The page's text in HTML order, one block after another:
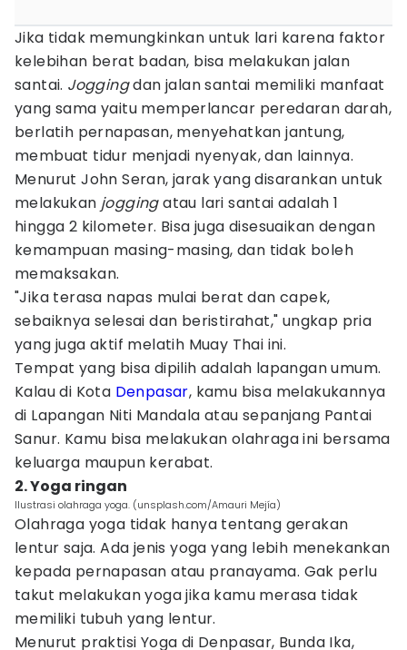
Jika tidak memungkinkan untuk lari karena faktor
kelebihan berat badan, bisa melakukan jalan
santai. Joggingdan jalan santai memiliki manfaat
yang sama yaitu memperlancar peredaran darah,
berlatih pernapasan, menyehatkan jantung,
membuat tidur menjadi nyenyak, dan lainnya.
Menurut John Seran, jarak yang disarankan untuk
melakukan joggingatau lari santai adalah 1
hingga 2 kilometer. Bisa juga disesuaikan dengan
kemampuan masing-masing, dan tidak boleh
memaksakan.
"Jika terasa napas mulai berat dan capek,
sebaiknya selesai dan beristirahat," ungkap pria
yang juga aktif melatih Muay Thai ini.
Tempat yang bisa dipilih adalah lapangan umum.
Kalau di Kota Denpasar, kamu bisa melakukannya
di Lapangan Niti Mandala atau sepanjang Pantai
Sanur. Kamu bisa melakukan olahraga ini bersama
keluarga maupun kerabat.
2. Yoga ringan
Ilustrasi olahraga yoga. (unsplash.com/Amauri Mejía)
Olahraga yoga tidak hanya tentang gerakan
lentur saja. Ada jenis yoga yang lebih menekankan
kepada pernapasan atau pranayama. Gak perlu
takut melakukan yoga jika kamu merasa tidak
memiliki tubuh yang lentur.
Menurut praktisi Yoga di Denpasar, Bunda Ika,